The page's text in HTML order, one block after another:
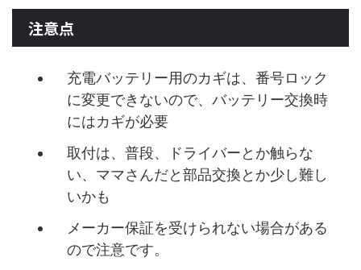
注意点
充電バッテリー用のカギは、番号ロック
に変更できないので、バッテリー交換時
にはカギが必要
取付は、普段、ドライバーとか触らな
い、ママさんだと部品交換とか少し難し
いかも
メーカー保証を受けられない場合がある
ので注意です。